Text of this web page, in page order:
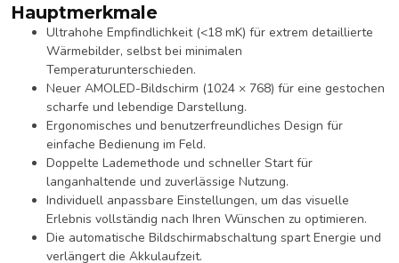
Hauptmerkmale
Ultrahohe Empfindlichkeit (<18 mK) für extrem detaillierte
Wärmebilder, selbst bei minimalen
Temperaturunterschieden.
Neuer AMOLED-Bildschirm (1024 × 768) für eine gestochen
scharfe und lebendige Darstellung.
Ergonomisches und benutzerfreundliches Design für
einfache Bedienung im Feld.
Doppelte Lademethode und schneller Start für
langanhaltende und zuverlässige Nutzung.
Individuell anpassbare Einstellungen, um das visuelle
Erlebnis vollständig nach Ihren Wünschen zu optimieren.
Die automatische Bildschirmabschaltung spart Energie und
verlängert die Akkulaufzeit.